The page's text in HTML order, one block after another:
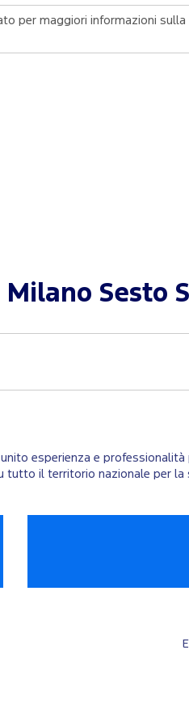
Milano Sesto
esperienza e
il territorio nazionale per